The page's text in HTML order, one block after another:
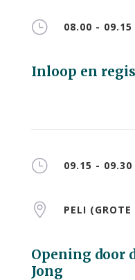
} 08.00 - 09.15
Inloop en
} 09.15 - 09.30
 PELI
Opening door
Jong